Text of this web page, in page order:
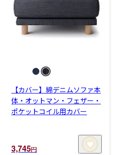
【カバー】綿デニムソファ本
体・オットマン・フェザー・
ポケットコイル用カバー
3,745円